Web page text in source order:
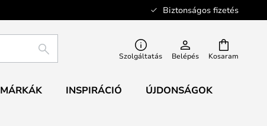
Biztonságos fizetés
Kosaram
KERESÉS Szolgáltatás Belépés
MÁRKÁK INSPIRÁCIÓ ÚJDONSÁGOK